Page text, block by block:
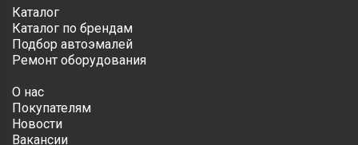
Каталог
Каталог по брендам
Подбор автоэмалей
Ремонт оборудования
О нас
Покупателям
Новости
Вакансии